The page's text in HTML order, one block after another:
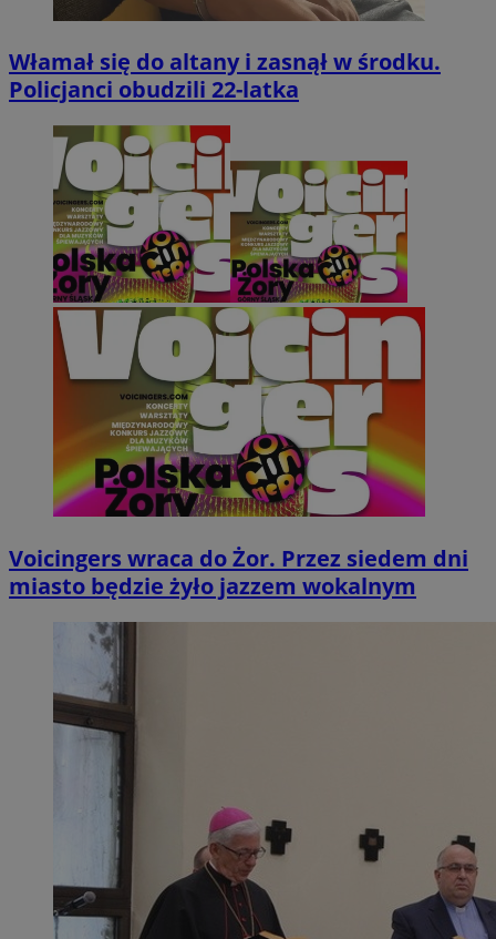
Włamał się do altany i zasnął w środku.
Policjanci obudzili 22-latka
Voicingers wraca do Żor. Przez siedem dni
miasto będzie żyło jazzem wokalnym